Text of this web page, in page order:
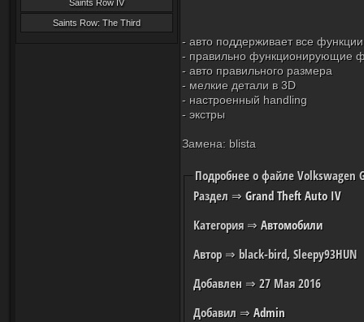
Saints Row IV
Saints Row: The Third
- авто поддерживает все
- правильно функционирующие
- авто правильного размера
- мелкие детали в 3D
- настроенный handling
- экстры
Замена: blista
Подробнее о файле Volkswagen
Раздел ⇒Grand Theft Auto IV
Категория⇒Автомобили
Автор⇒ black-bird, Sleepy93HUN
Добавлен ⇒ 27 Мая 2016
Добавил ⇒Admin